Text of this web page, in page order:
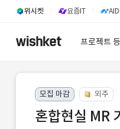
위시켓 요즘IT
프로젝트
모집 마감 외주
혼합현실 MR